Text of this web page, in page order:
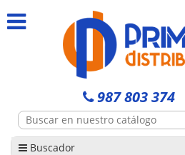
987 803 374
Buscador